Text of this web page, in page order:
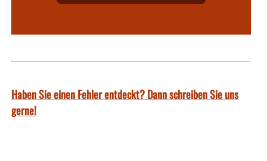
Haben Sie einen Fehler entdeckt? Dann schreiben Sie uns
gerne!